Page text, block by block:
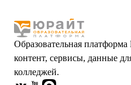
Образовательная
контент, сервисы, данные
колледжей.